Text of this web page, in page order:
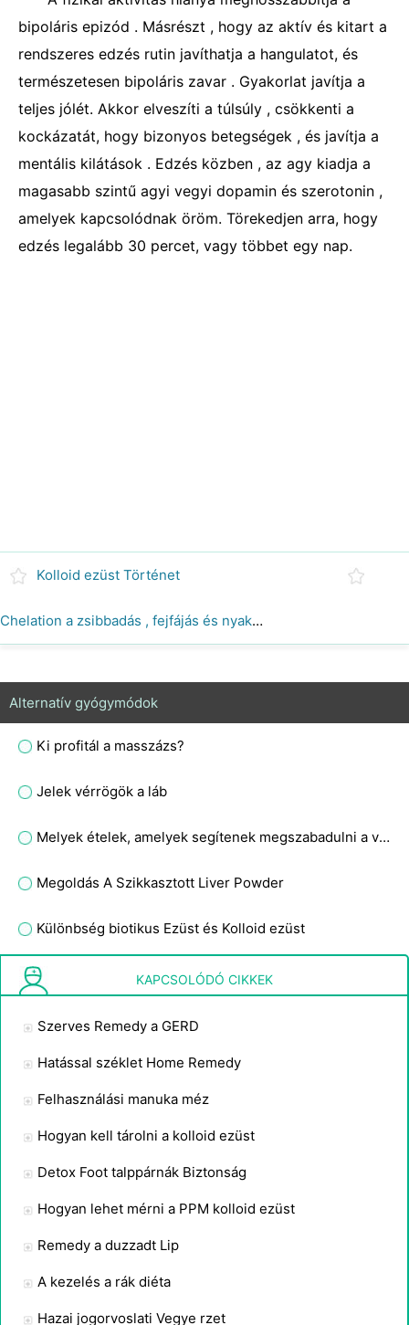
bipoláris epizód . Másrészt , hogy az aktív és kitart a
rendszeres edzés rutin javíthatja a hangulatot, és
természetesen bipoláris zavar . Gyakorlat javítja a
teljes jólét. Akkor elveszíti a túlsúly , csökkenti a
kockázatát, hogy bizonyos betegségek , és javítja a
mentális kilátások . Edzés közben , az agy kiadja a
magasabb szintű agyi vegyi dopamin és szerotonin ,
amelyek kapcsolódnak öröm. Törekedjen arra, hogy
edzés legalább 30 percet, vagy többet egy nap.
Kolloid ezüst Történet
Chelation a zsibbadás , fejfájás és nyakfájás
Alternatív gyógymódok
Ki profitál a masszázs?
Jelek vérrögök a láb
Melyek ételek, amelyek segítenek megszabadulni a vesekő ?
Megoldás A Szikkasztott Liver Powder
Különbség biotikus Ezüst és Kolloid ezüst
KAPCSOLÓDÓ CIKKEK
Szerves Remedy a GERD
Hatással széklet Home Remedy
Felhasználási manuka méz
Hogyan kell tárolni a kolloid ezüst
Detox Foot talppárnák Biztonság
Hogyan lehet mérni a PPM kolloid ezüst
Remedy a duzzadt Lip
A kezelés a rák diéta
Hazai jogorvoslati Vegye rzet